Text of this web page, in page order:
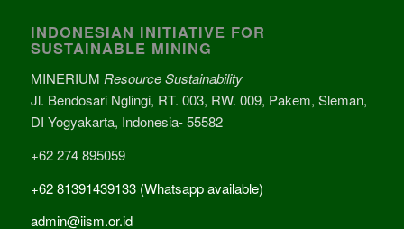
INDONESIAN INITIATIVE FOR
SUSTAINABLE MINING
MINERIUM Resource Sustainability
Jl. Bendosari Nglingi, RT. 003, RW. 009, Pakem, Sleman,
DI Yogyakarta, Indonesia- 55582
+62 274 895059
+62 81391439133 (Whatsapp available)
admin@iism.or.id